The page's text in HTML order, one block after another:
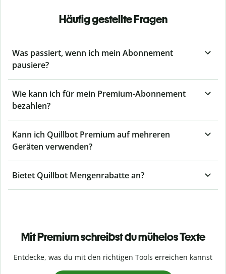
Häufig gestellte Fragen
Was passiert, wenn ich mein Abonnement
pausiere?
Wie kann ich für mein Premium-Abonnement
bezahlen?
Kann ich Quillbot Premium auf mehreren
Geräten verwenden?
Bietet Quillbot Mengenrabatte an?
Mit Premium schreibst du mühelos Texte
Entdecke, was du mit den richtigen Tools erreichen kannst